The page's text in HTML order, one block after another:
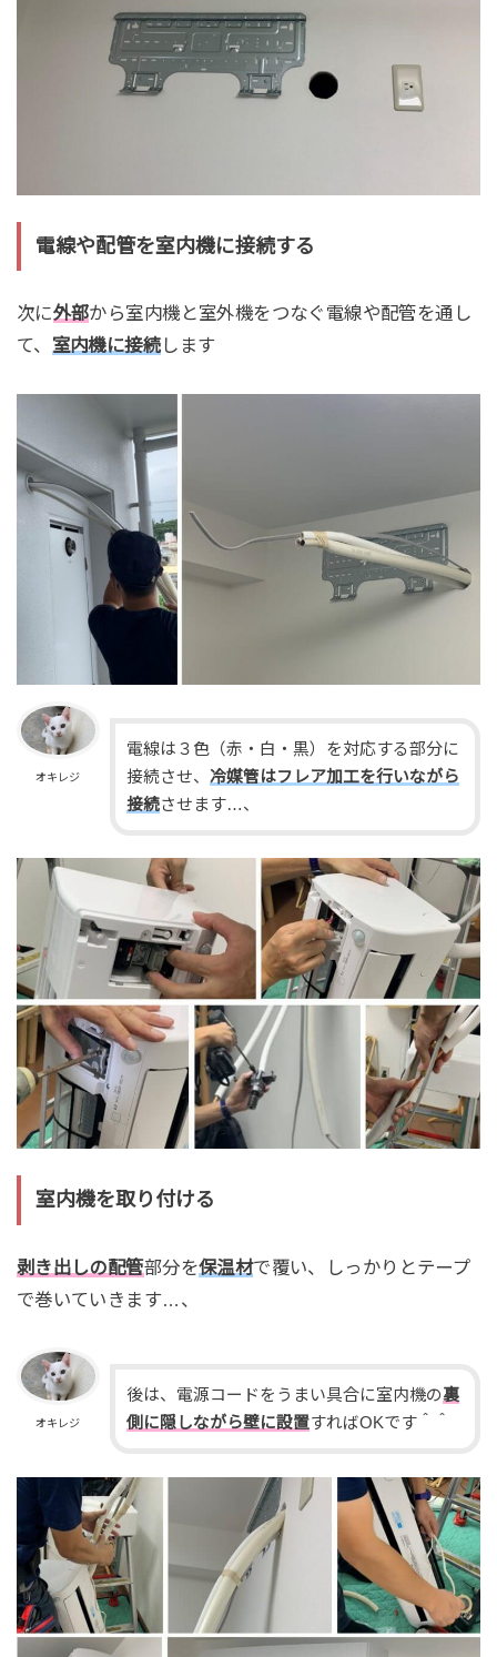
電線や配管を室内機に接続する
次に外部から室内機と室外機をつなぐ電線や配管を通し
て、 室内機に接続 します
オキレジ
電線は３色（赤・白・黒）を対応する部分に
接続させ、 冷媒管はフレア加工を行いながら
接続させます…、
室内機を取り付ける
剥き出しの配管部分を保温材で覆い、しっかりとテープ
で巻いていきます…、
オキレジ
後は、電源コードをうまい具合に室内機の裏
側に隠しながら壁に設置すればOKです＾＾